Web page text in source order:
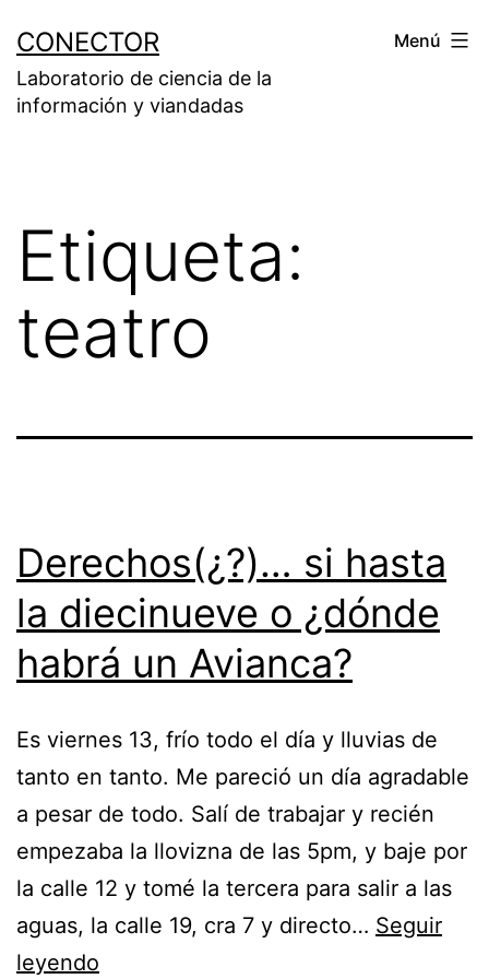
contenido
CONECTOR
Laboratorio de ciencia de la
información y viandadas
Menú
Etiqueta:
teatro
Derechos(¿?)… si hasta
la diecinueve o ¿dónde
habrá un Avianca?
Es viernes 13, frío todo el día y lluvias de
tanto en tanto. Me pareció un día agradable
a pesar de todo. Salí de trabajar y recién
empezaba la llovizna de las 5pm, y baje por
la calle 12 y tomé la tercera para salir a las
aguas, la calle 19, cra 7 y directo… Seguir
leyendo